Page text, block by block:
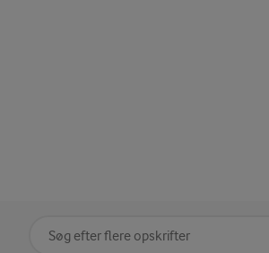
Søg på kategori